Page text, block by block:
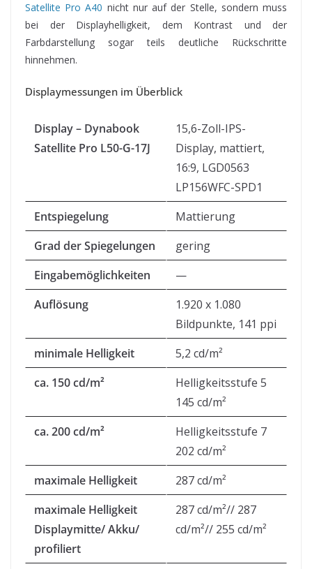
Satellite Pro A40 nicht nur auf der Stelle, sondern muss
bei der Displayhelligkeit, dem Kontrast und der
Farbdarstellung sogar teils deutliche Rückschritte
hinnehmen.
Displaymessungen im Überblick
Display – Dynabook
Satellite Pro L50-G-17J
15,6-Zoll-IPS-
Display, mattiert,
16:9, LGD0563
LP156WFC-SPD1
Entspiegelung
Mattierung
Grad der Spiegelungen
gering
Eingabemöglichkeiten
—
Auflösung
1.920 x 1.080
Bildpunkte, 141 ppi
minimale Helligkeit
5,2 cd/m²
ca. 150 cd/m²
Helligkeitsstufe 5
145 cd/m²
ca. 200 cd/m²
Helligkeitsstufe 7
202 cd/m²
maximale Helligkeit
287 cd/m²
maximale Helligkeit
Displaymitte/ Akku/
profiliert
287 cd/m²// 287
cd/m²// 255 cd/m²